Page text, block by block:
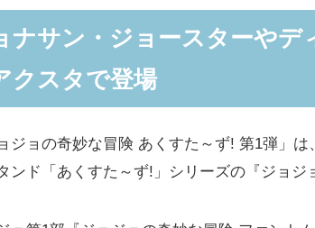
ナサン・ジョースターやデ
クスタで登場
ジョの奇妙な冒険 あくすた～ず! 第1弾」は
ンド「あくすた～ず!」シリーズの『ジョジ